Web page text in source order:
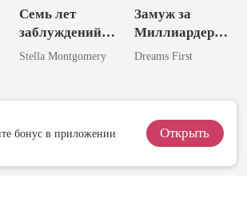
Семь лет
заблуждений.
Теперь я
Stella Montgomery
Замуж за
Миллиардера:
Вечное
Dreams First
бонус в приложении Открыть